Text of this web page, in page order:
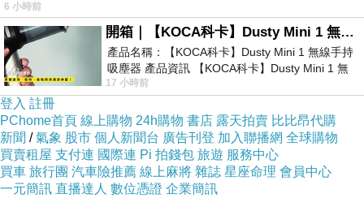
6 小時前
開箱｜【KOCA科卡】Dusty Mini 1 無線手持吸塵器
產品名稱：【KOCA科卡】Dusty Mini 1 無線手持
吸塵器 產品資訊 【KOCA科卡】Dusty Mini 1 無
線手持吸塵器評語： 能吸、能吹兼具兩
17 小時前
登入 註冊
PChome首頁 線上購物 24h購物 書店 露天拍賣 比比昂代購
新聞 /氣象 股市 個人新聞台 廣告刊登 加入聯播網 全球購物
買賣租屋 支付連 國際連 Pi 拍錢包 旅遊 服務中心
買車 旅行團 汽車險推薦 線上麻將 雜誌 星座命理 會員中心
一元簡訊 直播達人 數位憑證 企業簡訊